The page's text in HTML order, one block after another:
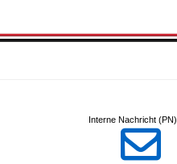
Interne Nachricht (PN)
